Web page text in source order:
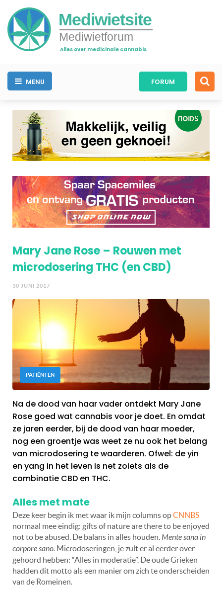
Mediwietsite
Mediwietforum
Alles over medicinale cannabis
MENU FORUM
Mary Jane Rose – Rouwen met
microdosering THC (en CBD)
30 JUNI 2017
PATIËNTEN
Na de dood van haar vader ontdekt Mary Jane
Rose goed wat cannabis voor je doet. En omdat
ze jaren eerder, bij de dood van haar moeder,
nog een groentje was weet ze nu ook het belang
van microdosering te waarderen. Ofwel: de yin
en yang in het leven is net zoiets als de
combinatie CBD en THC.
Alles met mate
Deze keer begin ik met waar ik mijn columns opCNNBS
normaal mee eindig: gifts of nature are there to be enjoyed
not to be abused. De balans in alles houden.Mente sana in
corpore sano. Microdoseringen, je zult er al eerder over
gehoord hebben: “Alles in moderatie”. De oude Grieken
hadden dit motto als een manier om zich te onderscheiden
van de Romeinen.